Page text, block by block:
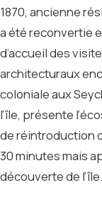
1870, ancienne
a été reconvertie
d’accueil des
architecturaux
coloniale aux
l’île, présente
de réintroduction
30 minutes mais
découverte de l’île.